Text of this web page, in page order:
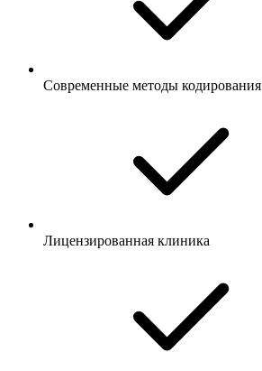
Современные методы кодирования
Лицензированная клиника